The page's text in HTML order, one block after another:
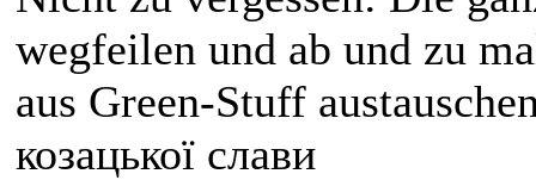
wegfeilen und ab und zu
aus Green-Stuff
козацької слави